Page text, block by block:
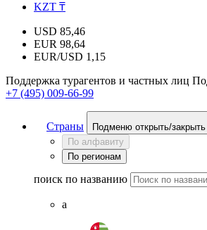
KZT ₸
USD 85,46
EUR 98,64
EUR/USD 1,15
Поддержка турагентов и частных лиц
+7 (495) 009-66-99
Страны
Подменю открыть/закрыть
По алфавиту
По регионам
поиск по названию
а